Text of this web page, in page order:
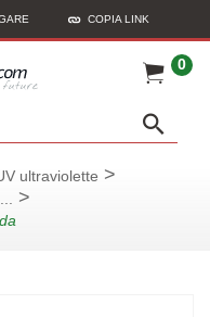
COPIA LINK
0
ultraviolette >
>